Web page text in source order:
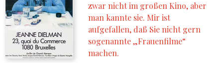
zwar nicht im großen Kino, aber
man kannte sie. Mir ist
aufgefallen, daß Sie nicht gern
sogenannte „Frauenfilme“
machen.